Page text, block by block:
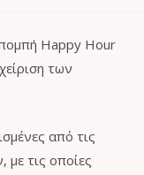
Happy Hour
των
από τις
με τις οποίες